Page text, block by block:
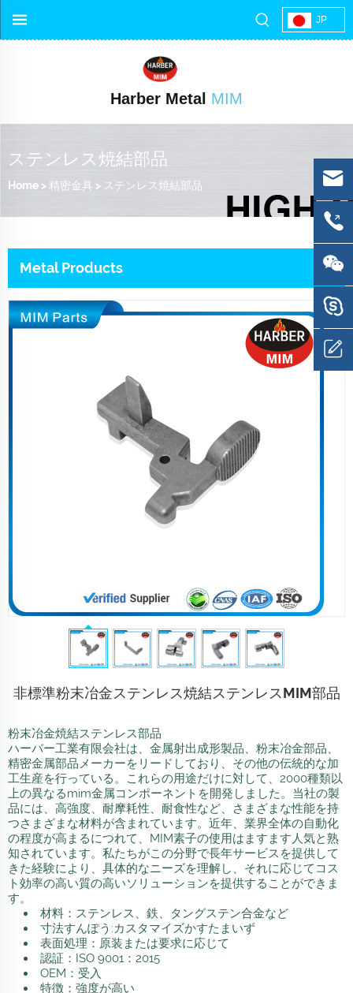
JP
Harber Metal MIM
ステンレス焼結部品
Home > 精密金具 > ステンレス焼結部品
Metal Products
非標準粉末冶金ステンレス焼結ステンレスMIM部品
粉末冶金焼結ステンレス部品
ハーバー工業有限会社は、金属射出成形製品、粉末冶金部品、
精密金属部品メーカーをリードしており、その他の伝統的な加
工生産を行っている。これらの用途だけに対して、2000種類以
上の異なるmim金属コンポーネントを開発しました。当社の製
品には、高強度、耐摩耗性、耐食性など、さまざまな性能を持
つさまざまな材料が含まれています。近年、業界全体の自動化
の程度が高まるにつれて、MIM素子の使用はますます人気と熟
知されています。私たちがこの分野で長年サービスを提供して
きた経験により、具体的なニーズを理解し、それに応じてコス
ト効率の高い質の高いソリューションを提供することができま
す。
材料：ステンレス、鉄、タングステン合金など
寸法すんぽう:カスタマイズかすたまいず
表面処理：原装または要求に応じて
認証：ISO 9001：2015
OEM：受入
特徴：強度が高い